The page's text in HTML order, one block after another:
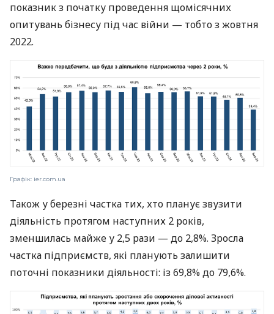
показник з початку проведення щомісячних
опитувань бізнесу під час війни — тобто з жовтня
2022.
Графік: ier.com.ua
Також у березні частка тих, хто планує звузити
діяльність протягом наступних 2 років,
зменшилась майже у 2,5 рази — до 2,8%. Зросла
частка підприємств, які планують залишити
поточні показники діяльності: із 69,8% до 79,6%.